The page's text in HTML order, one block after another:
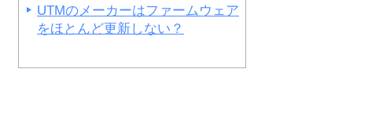
UTMのメーカーはファームウェア
をほとんど更新しない？